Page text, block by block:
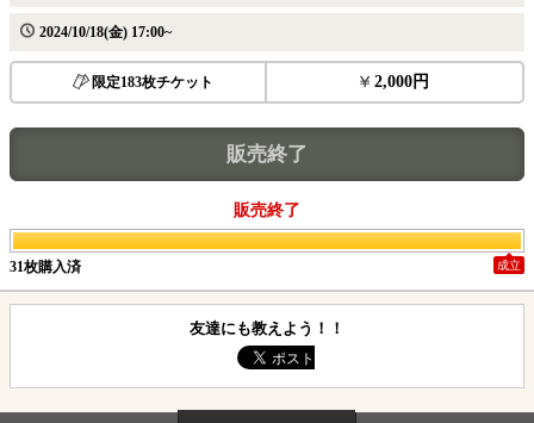
2024/10/18(金) 17:00~
限定183枚チケット 2,000円
販売終了
販売終了
31枚購入済 成立
友達にも教えよう！！